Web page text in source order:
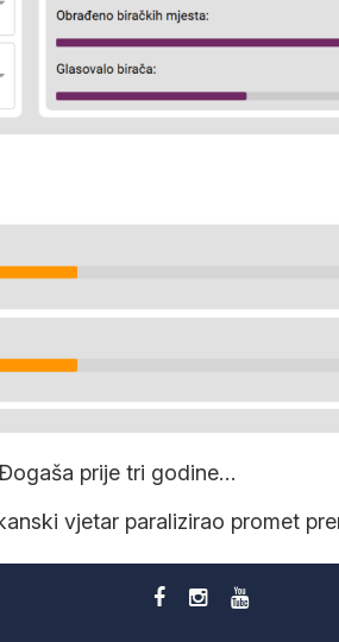
prije tri godine…
vjetar paralizirao promet